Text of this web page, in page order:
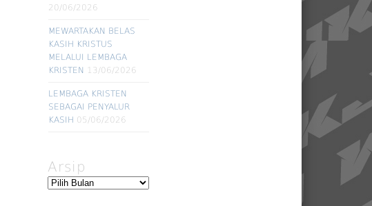
20/06/2026
MEWARTAKAN BELAS
KASIH KRISTUS
MELALUI LEMBAGA
KRISTEN
13/06/2026
LEMBAGA KRISTEN
SEBAGAI PENYALUR
KASIH 05/06/2026
Arsip
Arsip